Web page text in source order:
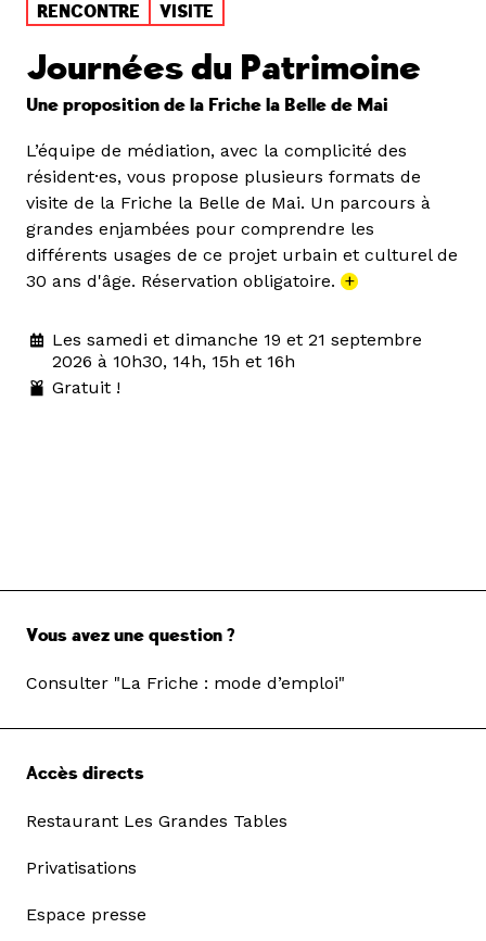
RENCONTRE VISITE
Journées du Patrimoine
Une proposition de la Friche la Belle de Mai
L’équipe de médiation, avec la complicité des
résident·es, vous propose plusieurs formats de
visite de la Friche la Belle de Mai. Un parcours à
grandes enjambées pour comprendre les
différents usages de ce projet urbain et culturel de
30 ans d'âge. Réservation obligatoire. +
Les samedi et dimanche 19 et 21 septembre
2026 à 10h30, 14h, 15h et 16h
Gratuit !
Vous avez une question ?
Consulter "La Friche : mode d’emploi"
Accès directs
Restaurant Les Grandes Tables
Privatisations
Espace presse